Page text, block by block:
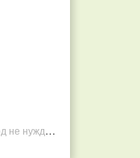
Горжусь тем, что моя семья круглый год не нуждается в покупных витаминах